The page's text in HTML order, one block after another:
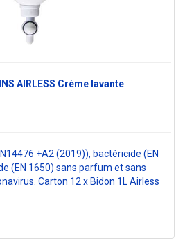
AIRLESS Crème lavante
+A2 (2019)), bactéricide (EN
(EN 1650) sans parfum et sans
Carton 12 x Bidon 1L Airless